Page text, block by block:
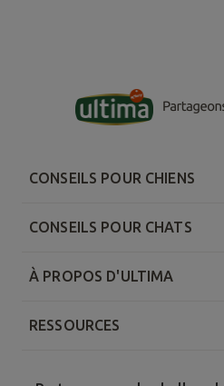
CONSEILS POUR CHIENS
CONSEILS POUR CHATS
À PROPOS D'ULTIMA
RESSOURCES